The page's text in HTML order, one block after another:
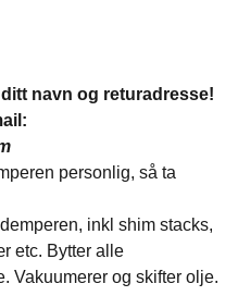
navn og returadresse!
personlig, så ta
inkl shim stacks,
etc. Bytter alle
Vakuumerer og skifter olje.